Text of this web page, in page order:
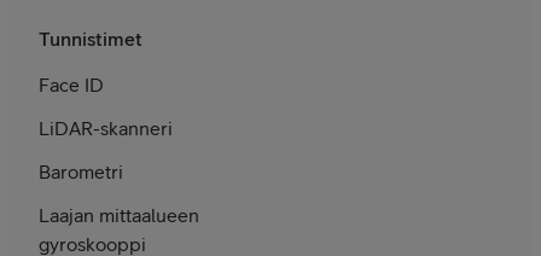
Tunnistimet
Face ID
LiDAR-skanneri
Barometri
Laajan mittaalueen
gyroskooppi